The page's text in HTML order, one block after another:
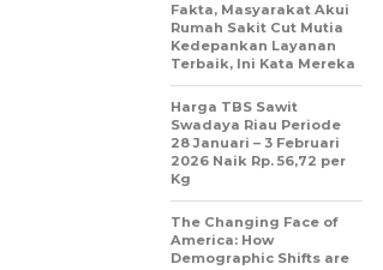
Fakta, Masyarakat Akui
Rumah Sakit Cut Mutia
Kedepankan Layanan
Terbaik, Ini Kata Mereka
Harga TBS Sawit
Swadaya Riau Periode
28 Januari – 3 Februari
2026 Naik Rp. 56,72 per
Kg
The Changing Face of
America: How
Demographic Shifts are